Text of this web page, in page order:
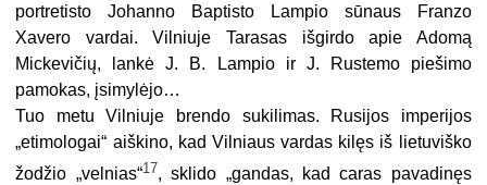
portretisto Johanno Baptisto Lampio sūnaus Franzo
Xavero vardai. Vilniuje Tarasas išgirdo apie Adomą
Mickevičių, lankė J. B. Lampio ir J. Rustemo piešimo
pamokas, įsimylėjo…
Tuo metu Vilniuje brendo sukilimas. Rusijos imperijos
„etimologai“ aiškino, kad Vilniaus vardas kilęs iš lietuviško
žodžio „velnias“17, sklido „gandas, kad caras pavadinęs